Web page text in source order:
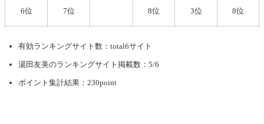
6位 7位 8位 3位 8位
有効ランキングサイト数：total6サイト
湯田友美のランキングサイト掲載数：5/6
ポイント集計結果：230point